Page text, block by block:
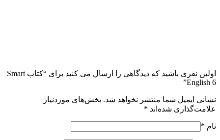
اولین نفری باشید که دیدگاهی را ارسال می کنید برای “کتاب Smart
English 6”
نشانی ایمیل شما منتشر نخواهد شد. بخش‌های موردنیاز
علامت‌گذاری شده‌اند *
نام *